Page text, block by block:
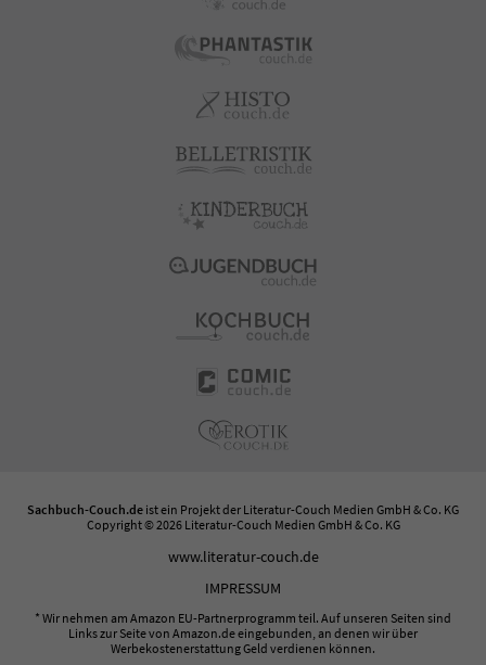
Sachbuch-Couch.de ist ein Projekt der Literatur-Couch Medien GmbH & Co. KG
Copyright © 2026 Literatur-Couch Medien GmbH & Co. KG
www.literatur-couch.de
IMPRESSUM
* Wir nehmen am Amazon EU-Partnerprogramm teil. Auf unseren Seiten sind
Links zur Seite von Amazon.de eingebunden, an denen wir über
Werbekostenerstattung Geld verdienen können.